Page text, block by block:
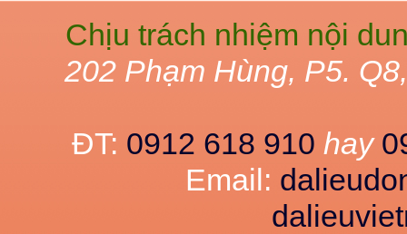
Chịu trách nhiệm nội
202 Phạm Hùng, P5.
ĐT: 0912 618 910 hay
Email: